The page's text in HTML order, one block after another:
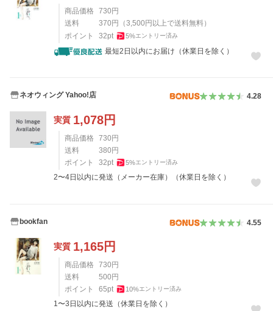
商品価格 730 円
送料
370 円 （3,500 円以上で送料無料）
ポイント
32pt 5%エントリー済み
最短2日以内にお届け（休業日を除く）
ネオウィング Yahoo!店 4.28
実質 1,078円
商品価格 730 円
送料
380 円
ポイント
32pt 5%エントリー済み
2〜4日以内に発送（メーカー在庫）（休業日を除く）
bookfan 4.55
実質 1,165円
商品価格 730 円
送料
500 円
ポイント
65pt 10%エントリー済み
1〜3日以内に発送（休業日を除く）